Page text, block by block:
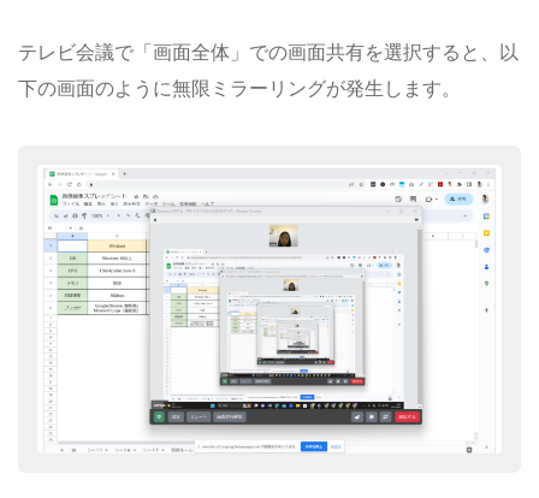
テレビ会議で「画面全体」での画面共有を選択すると、以
下の画面のように無限ミラーリングが発生します。